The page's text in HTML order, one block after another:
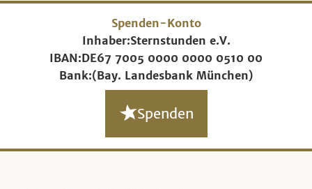
Spenden-Konto
Inhaber:Sternstunden e.V.
IBAN:DE67 7005 0000 0000 0510 00
Bank:(Bay. Landesbank München)
Spenden